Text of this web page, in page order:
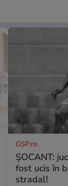
GSP.ro
ȘOCANT:
fost ucis în
stradal!